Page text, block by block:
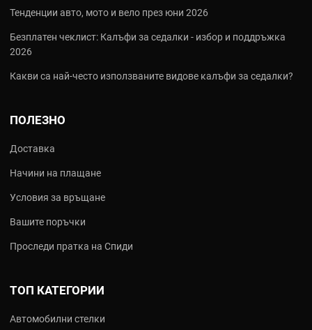
Тенденции авто, мото и вело през юни 2026
Безплатен чеклист: Калъфи за седалки - избор и поддръжка
2026
Какви са най‑често използваните видове калъфи за седалки?
ПОЛЕЗНО
Доставка
Начини на плащане
Условия за връщане
Вашите поръчки
Проследи пратка на Спиди
ТОП КАТЕГОРИИ
Автомобилни стелки